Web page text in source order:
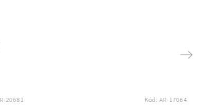
20681 Kód: AR-17064
Next